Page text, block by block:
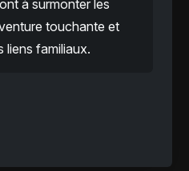
à surmonter les
touchante et
liens familiaux.